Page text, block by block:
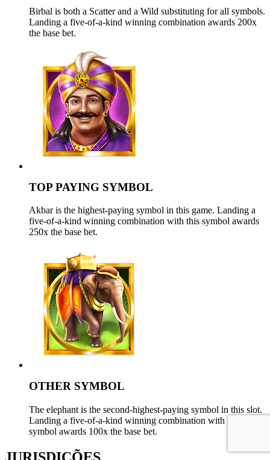
Birbal is both a Scatter and a Wild substituting for all symbols.
Landing a five-of-a-kind winning combination awards 200x
the base bet.
TOP PAYING SYMBOL
Akbar is the highest-paying symbol in this game. Landing a
five-of-a-kind winning combination with this symbol awards
250x the base bet.
OTHER SYMBOL
The elephant is the second-highest-paying symbol in this slot.
Landing a five-of-a-kind winning combination with this
symbol awards 100x the base bet.
JURISDIÇÕES